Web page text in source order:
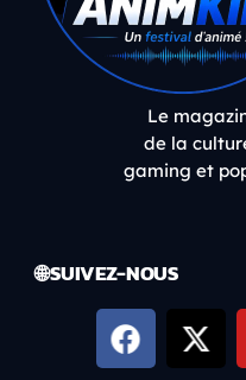
Le
de la
gaming et
🌐 SUIVEZ-NOUS